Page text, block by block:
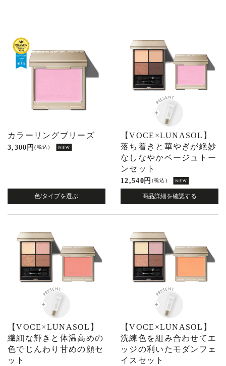
カラーリングブリーズ
(税込)
3,300 円
色/タイプを選ぶ
【VOCE×LUNASOL】
落ち着きと華やぎが絶妙
なしなやかベージュトー
ンセット
(税込)
12,540 円
商品詳細を確認する
【VOCE×LUNASOL】
繊細な輝きと体温高めの
色でじんわり甘めの顔セ
ット
【VOCE×LUNASOL】
洗練色を組み合わせてエ
ッジの利いたモダンフェ
イスセット